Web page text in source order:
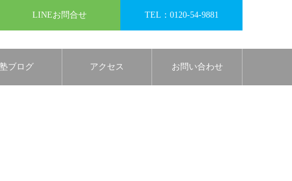
LINEお問合せ TEL：0120-54-9881
塾ブログ アクセス お問い合わせ